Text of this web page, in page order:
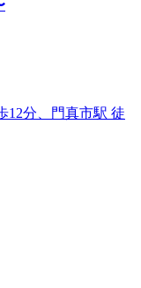
12分、門真市駅 徒